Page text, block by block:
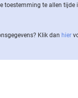
toestemming te allen tijde
Klik dan hier